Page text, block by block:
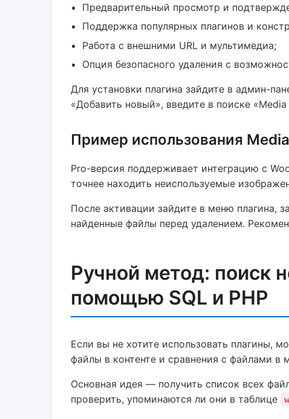
Предварительный просмотр и
Поддержка популярных плагинов и
Работа с внешними URL и мультимедиа;
Опция безопасного удаления с
Для установки плагина зайдите в админ-
«Добавить новый», введите в поиске
Пример использования
Pro-версия поддерживает интеграцию с
точнее находить неиспользуемые
После активации зайдите в меню плагина,
найденные файлы перед удалением.
Ручной метод: поиск
помощью SQL и PHP
Если вы не хотите использовать плагины,
файлы в контенте и сравнения с файлами в
Основная идея — получить список всех
проверить, упоминаются ли они в таблице